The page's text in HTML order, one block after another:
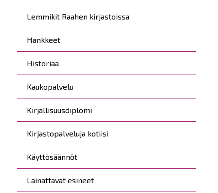
Lemmikit Raahen kirjastoissa
Hankkeet
Historiaa
Kaukopalvelu
Kirjallisuusdiplomi
Kirjastopalveluja kotiisi
Käyttösäännöt
Lainattavat esineet